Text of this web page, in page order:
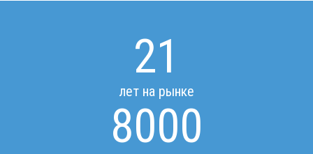
21
лет на рынке
8000